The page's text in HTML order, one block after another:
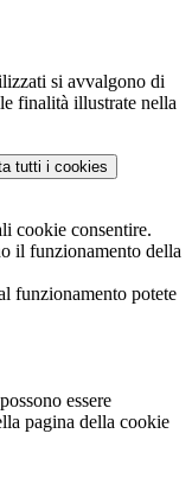
si avvalgono di
finalità illustrate nella
tutti i cookies
cookie consentire.
il funzionamento della
funzionamento potete
essere
pagina della cookie